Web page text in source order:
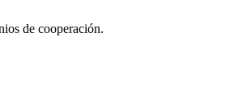
de cooperación.